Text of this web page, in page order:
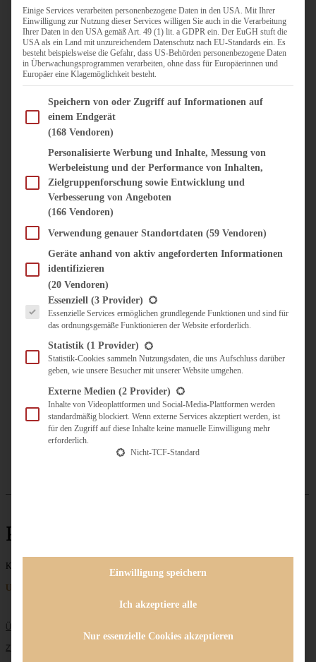
HERZHAFTES BACKEN
ONE-POT-GERICHTE
PASTA & NUDELGERICHTE
PIZZA, TARTES & QUICHES
REIS & RISOTTO
SALATE & SNACKS
SUPPENKASPEREIEN
VORSPEISEN
SÜSS & HERZHAFT
BROTAUFSTRICH
DIPS, SAUCEN, CHUTNEYS
KÜCHENGESCHENKE
UNTERWEGS
KULINARISCH UNTERWEGS
ÜBER MICH
ZUSAMMENARBEIT
Panko
Keine Beiträge gefunden
Unternehmen
ÜBER MICH
ZUSAMMENARBEIT
Einige Services verarbeiten personenbezogene Daten in den USA. Mit Ihrer
Einwilligung zur Nutzung dieser Services willigen Sie auch in die Verarbeitung
Ihrer Daten in den USA gemäß Art. 49 (1) lit. a GDPR ein. Der EuGH stuft die
USA als ein Land mit unzureichendem Datenschutz nach EU-Standards ein. Es
besteht beispielsweise die Gefahr, dass US-Behörden personenbezogene Daten
in Überwachungsprogrammen verarbeiten, ohne dass für Europäerinnen und
Europäer eine Klagemöglichkeit besteht.
Im Folgenden finden Sie eine Liste der Zwecke des IAB Transparency and Consent
Speichern von oder Zugriff auf Informationen auf
einem Endgerät
(168 Vendoren)
Personalisierte Werbung und Inhalte, Messung von
Werbeleistung und der Performance von Inhalten,
Zielgruppenforschung sowie Entwicklung und
Verbesserung von Angeboten
(166 Vendoren)
Verwendung genauer Standortdaten (59 Vendoren)
Geräte anhand von aktiv angeforderten Informationen
identifizieren
(20 Vendoren)
Es folgt eine Liste der Service-Gruppen, für die eine Einwilligung erteilt werden
Essenziell (3 Provider)
Essenzielle Services ermöglichen grundlegende Funktionen und sind für
das ordnungsgemäße Funktionieren der Website erforderlich.
Statistik (1 Provider)
Statistik-Cookies sammeln Nutzungsdaten, die uns Aufschluss darüber
geben, wie unsere Besucher mit unserer Website umgehen.
Externe Medien (2 Provider)
Inhalte von Videoplattformen und Social-Media-Plattformen werden
standardmäßig blockiert. Wenn externe Services akzeptiert werden, ist
für den Zugriff auf diese Inhalte keine manuelle Einwilligung mehr
erforderlich.
Nicht-TCF-Standard
Einwilligung speichern
Ich akzeptiere alle
Nur essenzielle Cookies akzeptieren